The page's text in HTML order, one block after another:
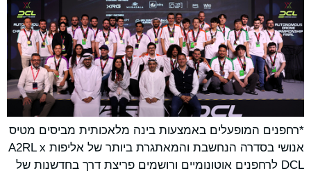
*רחפנים המופעלים באמצעות בינה מלאכותית מביסים מטיס
אנושי בסדרה הנחשבת והמאתגרת ביותר של אליפות A2RL x
DCL לרחפנים אוטונומיים ורושמים פריצת דרך בחדשנות של